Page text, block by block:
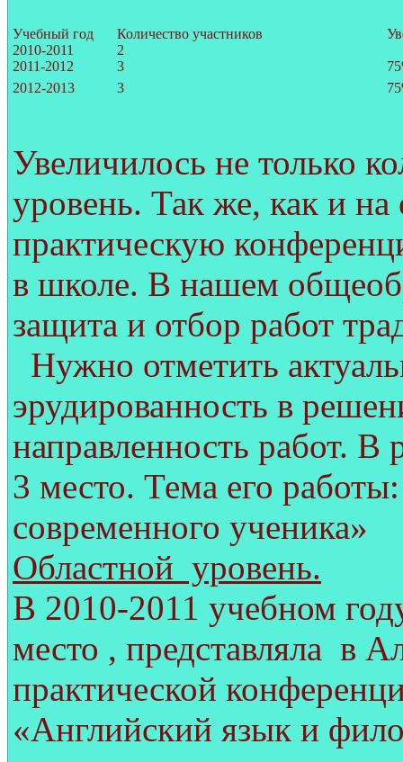
Учебный год Количество участников
2010-2011
2
2011-2012
3
2012-2013
3
Увеличилось не только
уровень. Так же, как и
практическую
в школе. В нашем
защита и отбор работ
Нужно отметить
эрудированность в
направленность работ.
3 место. Тема его
современного ученика»
Областной уровень.
В 2010-2011 учебном
место , представляла в
практической
«Английский язык и